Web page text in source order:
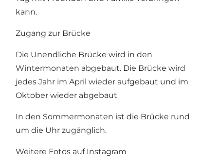
kann.
Zugang zur Brücke
Die Unendliche Brücke wird in den
Wintermonaten abgebaut. Die Brücke wird
jedes Jahr im April wieder aufgebaut und im
Oktober wieder abgebaut
In den Sommermonaten ist die Brücke rund
um die Uhr zugänglich.
Weitere Fotos auf Instagram